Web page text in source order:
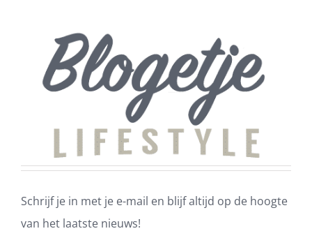
Schrijf je in met je e-mail en blijf altijd op de hoogte
van het laatste nieuws!